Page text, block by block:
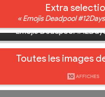
Extra
« Emojis Deadpool
Emojis Deadpool
Toutes les images
10 AFFICHES